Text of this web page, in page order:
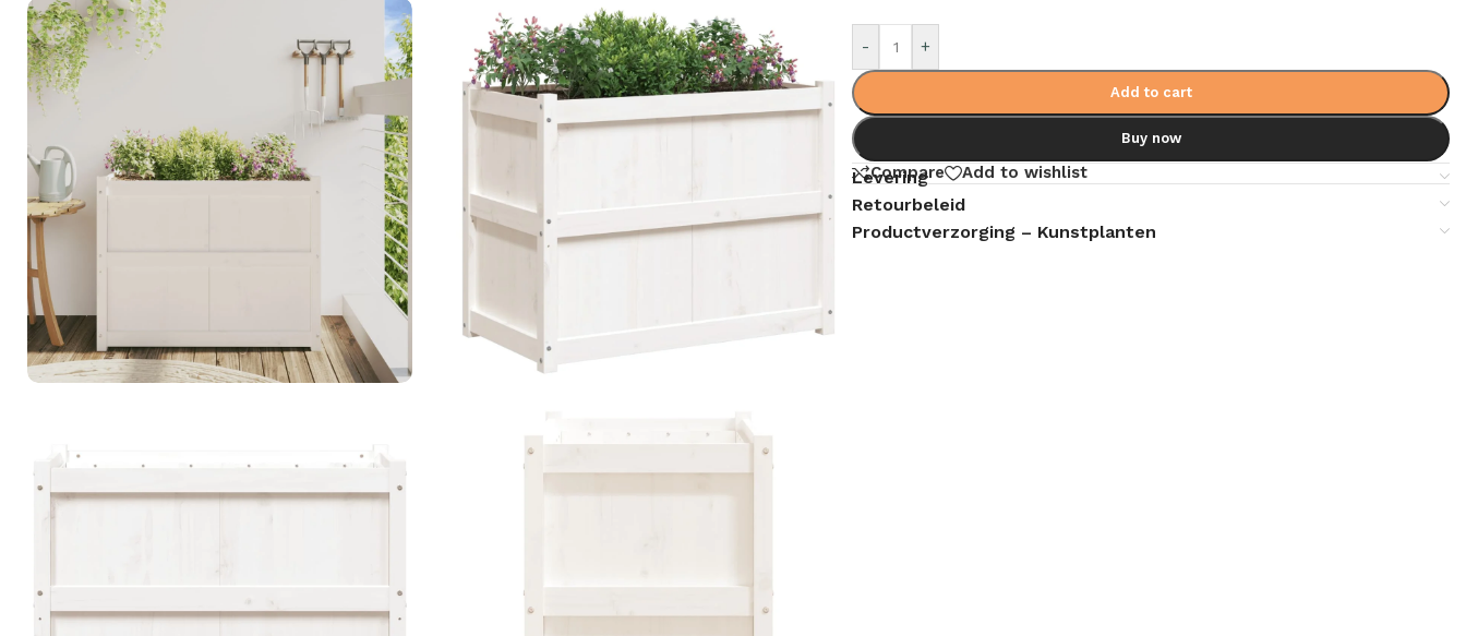
- +
Add to cart
Buy now
Compare Add to wishlist
Levering
Retourbeleid
Productverzorging – Kunstplanten